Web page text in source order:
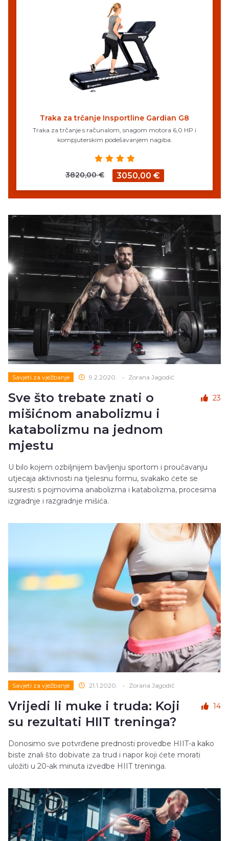
Traka za trčanje Insportline Gardian G8
Traka za trčanje s računalom, snagom motora 6,0 HP i
kompjuterskim podešavanjem nagiba.
3820,00 € 3050,00 €
Savjeti za vježbanje 9.2.2020. • Zorana Jagodić
Sve što trebate znati o
mišićnom anabolizmu i
katabolizmu na jednom
mjestu
23
U bilo kojem ozbiljnijem bavljenju sportom i proučavanju
utjecaja aktivnosti na tjelesnu formu, svakako ćete se
susresti s pojmovima anabolizma i katabolizma, procesima
izgradnje i razgradnje mišića.
Savjeti za vježbanje 21.1.2020. • Zorana Jagodić
Vrijedi li muke i truda: Koji
su rezultati HIIT treninga?
14
Donosimo sve potvrđene prednosti provedbe HIIT-a kako
biste znali što dobivate za trud i napor koji ćete morati
uložiti u 20-ak minuta izvedbe HIIT treninga.